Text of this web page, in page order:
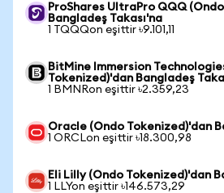
ProShares UltraPro QQQ
Bangladeş Takası'na
1 TQQQon eşittir ৳9.101,11
BitMine Immersion
Tokenized)'dan Bangladeş
1 BMNRon eşittir ৳2.359,23
Oracle (Ondo Tokenized)'dan
1 ORCLon eşittir ৳18.300,98
Eli Lilly (Ondo Tokenized)'dan
1 LLYon eşittir ৳146.573,29